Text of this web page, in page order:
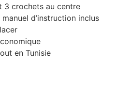
3 crochets au centre
d’instruction inclus
en Tunisie